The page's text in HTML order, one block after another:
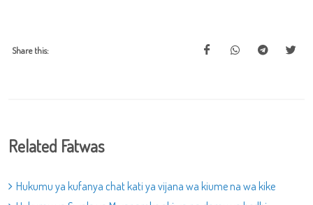
Share this:
Related Fatwas
Hukumu ya kufanya chat kati ya vijana wa kiume na wa kike